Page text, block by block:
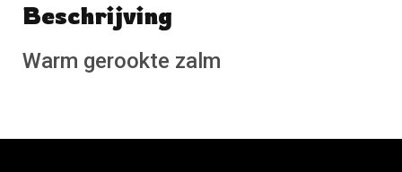
Beschrijving
Warm gerookte zalm
No reviews found